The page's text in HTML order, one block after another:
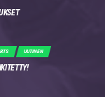
UUTINEN